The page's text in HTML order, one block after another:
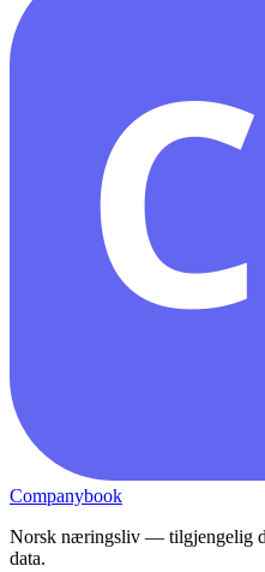
Companybook
Norsk næringsliv — tilgjengelig
data.